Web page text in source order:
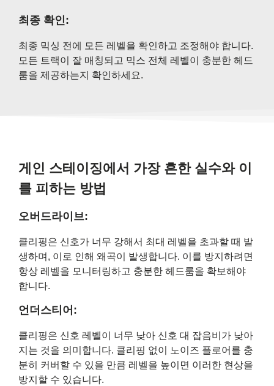
최종 확인:
최종 믹싱 전에 모든 레벨을 확인하고 조정해야 합니다.
모든 트랙이 잘 매칭되고 믹스 전체 레벨이 충분한 헤드
룸을 제공하는지 확인하세요.
게인 스테이징에서 가장 흔한 실수와 이
를 피하는 방법
오버드라이브:
클리핑은 신호가 너무 강해서 최대 레벨을 초과할 때 발
생하며, 이로 인해 왜곡이 발생합니다. 이를 방지하려면
항상 레벨을 모니터링하고 충분한 헤드룸을 확보해야
합니다.
언더스티어:
클리핑은 신호 레벨이 너무 낮아 신호 대 잡음비가 낮아
지는 것을 의미합니다. 클리핑 없이 노이즈 플로어를 충
분히 커버할 수 있을 만큼 레벨을 높이면 이러한 현상을
방지할 수 있습니다.